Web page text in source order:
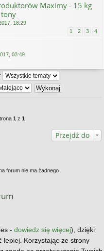
Maximy - 15 kg
tony
18:29
1 2 3 4
03:49
1 z 1
Przejdź do
forum nie ma żadnego
Zespół administracyjny
nami
- dowiedz się więcej), dzięki
lepiej. Korzystając ze strony